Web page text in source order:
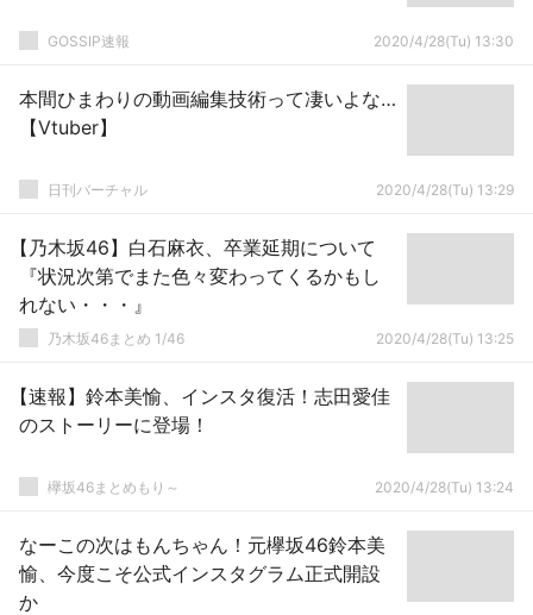
GOSSIP速報 2020/4/28(Tu) 13:30
本間ひまわりの動画編集技術って凄いよな…
【Vtuber】
日刊バーチャル 2020/4/28(Tu) 13:29
【乃木坂46】白石麻衣、卒業延期について
『状況次第でまた色々変わってくるかもし
れない・・・』
乃木坂46まとめ 1/46 2020/4/28(Tu) 13:25
【速報】鈴本美愉、インスタ復活！志田愛佳
のストーリーに登場！
欅坂46まとめもり～ 2020/4/28(Tu) 13:24
なーこの次はもんちゃん！元欅坂46鈴本美
愉、今度こそ公式インスタグラム正式開設
か